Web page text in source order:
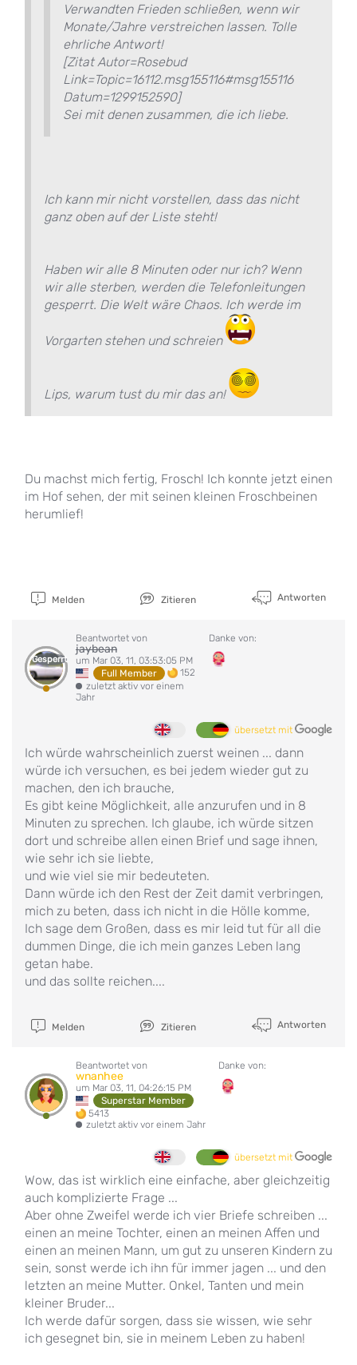
Verwandten Frieden schließen, wenn wir
Monate/Jahre verstreichen lassen. Tolle
ehrliche Antwort!
[Zitat Autor=Rosebud
Link=Topic=16112.msg155116#msg155116
Datum=1299152590]
Sei mit denen zusammen, die ich liebe.
Ich kann mir nicht vorstellen, dass das nicht
ganz oben auf der Liste steht!
Haben wir alle 8 Minuten oder nur ich? Wenn
wir alle sterben, werden die Telefonleitungen
gesperrt. Die Welt wäre Chaos. Ich werde im
Vorgarten stehen und schreien
Lips, warum tust du mir das an!
Du machst mich fertig, Frosch! Ich konnte jetzt einen
im Hof sehen, der mit seinen kleinen Froschbeinen
herumlief!
Melden Zitieren Antworten
Gesperrt
Beantwortet von
jaybean
um Mar 03, 11, 03:53:05 PM
Full Member
152
zuletzt aktiv vor einem
Jahr
Danke von:
übersetzt mit
Ich würde wahrscheinlich zuerst weinen ... dann
würde ich versuchen, es bei jedem wieder gut zu
machen, den ich brauche,
Es gibt keine Möglichkeit, alle anzurufen und in 8
Minuten zu sprechen. Ich glaube, ich würde sitzen
dort und schreibe allen einen Brief und sage ihnen,
wie sehr ich sie liebte,
und wie viel sie mir bedeuteten.
Dann würde ich den Rest der Zeit damit verbringen,
mich zu beten, dass ich nicht in die Hölle komme,
Ich sage dem Großen, dass es mir leid tut für all die
dummen Dinge, die ich mein ganzes Leben lang
getan habe.
und das sollte reichen....
Melden Zitieren Antworten
Beantwortet von
wnanhee
um Mar 03, 11, 04:26:15 PM
Superstar Member
5413
zuletzt aktiv vor einem Jahr
Danke von:
übersetzt mit
Wow, das ist wirklich eine einfache, aber gleichzeitig
auch komplizierte Frage ...
Aber ohne Zweifel werde ich vier Briefe schreiben ...
einen an meine Tochter, einen an meinen Affen und
einen an meinen Mann, um gut zu unseren Kindern zu
sein, sonst werde ich ihn für immer jagen ... und den
letzten an meine Mutter. Onkel, Tanten und mein
kleiner Bruder...
Ich werde dafür sorgen, dass sie wissen, wie sehr
ich gesegnet bin, sie in meinem Leben zu haben!